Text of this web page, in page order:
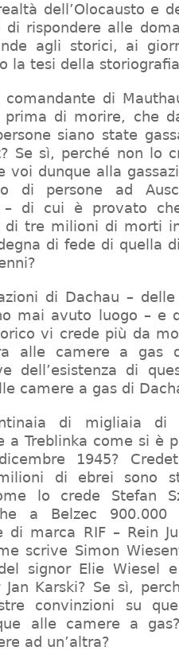
dell’Olocausto e
rispondere alle
agli storici, ai
la tesi della
di
prima di morire, che
siano state
Se sì, perché non lo
voi dunque alla
di persone ad
– di cui è provato
tre milioni di morti
di fede di quella
di Dachau –
mai avuto luogo – e
vi crede più da
alle camere a gas
dell’esistenza di
camere a gas di
di migliaia di
a Treblinka come si è
1945?
di ebrei sono
lo crede Stefan
a Belzec
di marca RIF – Rein
scrive Simon
signor Elie Wiesel
Karski? Se sì,
convinzioni su
alle camere a
ad un’altra?